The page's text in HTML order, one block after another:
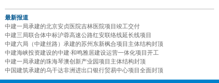
最新报道
中建一局承建的北京安贞医院吉林医院项目竣工交付
中建三局联合体中标沪蓉高速公路红安联络线延长线项目
中建六局（中建丝路）承建的苏州东新枫合项目主体结构封顶
中建海峡投资建设的中建·和鸣雅居建设运营一体化项目开工
中建一局承建的珠海琴澳创新产业园项目主体结构封顶
中国建筑承建的乌干达非洲进出口银行贸易中心项目全面封顶